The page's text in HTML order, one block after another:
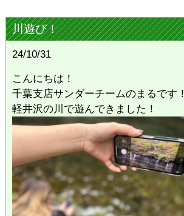
川遊び！
24/10/31
こんにちは！
千葉支店サンダーチームのまるです！
軽井沢の川で遊んできました！